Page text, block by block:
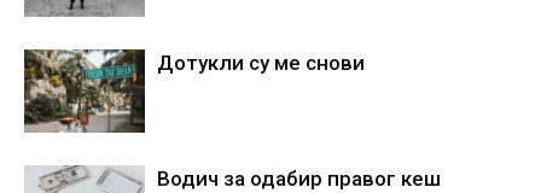
Дотукли су ме снови
Водич за одабир правог кеш